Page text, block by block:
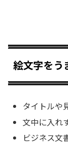
絵文字をう
タイトルや
文中に入れ
ビジネス文